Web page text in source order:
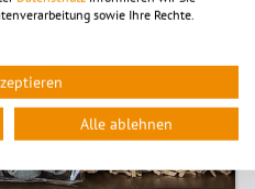
sowie Ihre Rechte.
Alle ablehnen